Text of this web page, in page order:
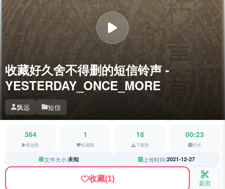
收藏好久舍不得删的短信铃声 -
YESTERDAY_ONCE_MORE
飘远 短信
364
播放数
1
收藏数
18
下载数
00:23
时长
文件大小:未知 上传时间:2021-12-27
收藏(1) 裁剪